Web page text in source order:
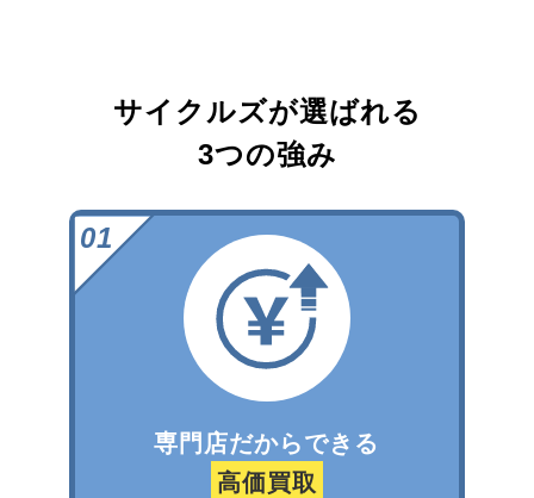
サイクルズが選ばれる
3つの強み
専門店だからできる
高価買取